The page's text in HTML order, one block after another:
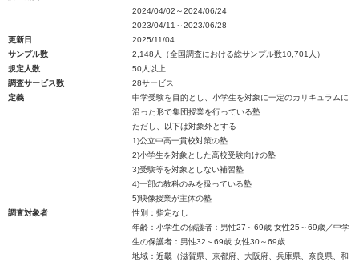
2024/04/02～2024/06/24
2023/04/11～2023/06/28
更新日
2025/11/04
サンプル数
2,148人（全国調査における総サンプル数10,701人）
規定人数
50人以上
調査サービス数
28サービス
定義
中学受験を目的とし、小学生を対象に一定のカリキュラムに
沿った形で集団授業を行っている塾
ただし、以下は対象外とする
1)公立中高一貫校対策の塾
2)小学生を対象とした高校受験向けの塾
3)受験等を対象としない補習塾
4)一部の教科のみを扱っている塾
5)映像授業が主体の塾
調査対象者
性別：指定なし
年齢：小学生の保護者：男性27～69歳 女性25～69歳／中学
生の保護者：男性32～69歳 女性30～69歳
地域：近畿（滋賀県、京都府、大阪府、兵庫県、奈良県、和